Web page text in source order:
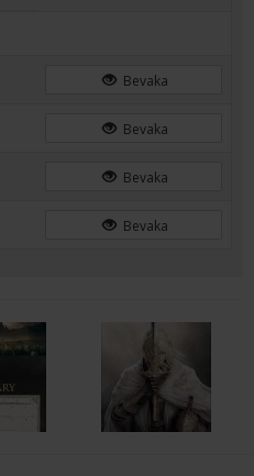
Bevaka
Bevaka
Bevaka
Bevaka